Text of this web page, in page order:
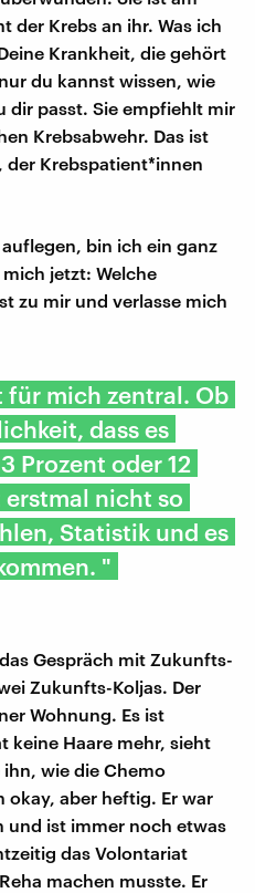
der Krebs an ihr. Was ich
Krankheit, die gehört
du kannst wissen, wie
dir passt. Sie empfiehlt mir
Krebsabwehr. Das ist
der Krebspatient*innen
bin ich ein ganz
jetzt: Welche
zu mir und verlasse mich
für mich zentral. Ob
dass es
Prozent oder 12
erstmal nicht so
Statistik und es
"
Gespräch mit Zukunfts-
Zukunfts-Koljas. Der
Wohnung. Es ist
keine Haare mehr, sieht
wie die Chemo
okay, aber heftig. Er war
und ist immer noch etwas
das Volontariat
machen musste. Er